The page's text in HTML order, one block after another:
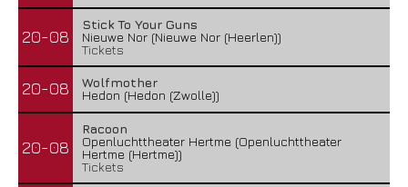
20-08
Stick To Your Guns
Nieuwe Nor (Nieuwe Nor (Heerlen))
Tickets
20-08
Wolfmother
Hedon (Hedon (Zwolle))
20-08
Racoon
Openluchttheater Hertme (Openluchttheater
Hertme (Hertme))
Tickets